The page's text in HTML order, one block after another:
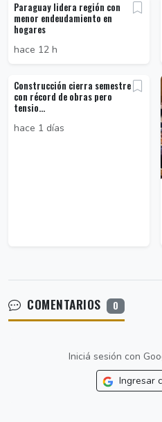
Paraguay lidera región con
menor endeudamiento en
hogares
hace 12 h
Construcción cierra semestre
con récord de obras pero
tensio...
hace 1 días
COMENTARIOS 0
Iniciá sesión con
Ingresar